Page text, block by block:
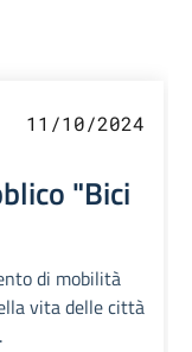
11/10/2024
"Bici
di mobilità
vita delle città